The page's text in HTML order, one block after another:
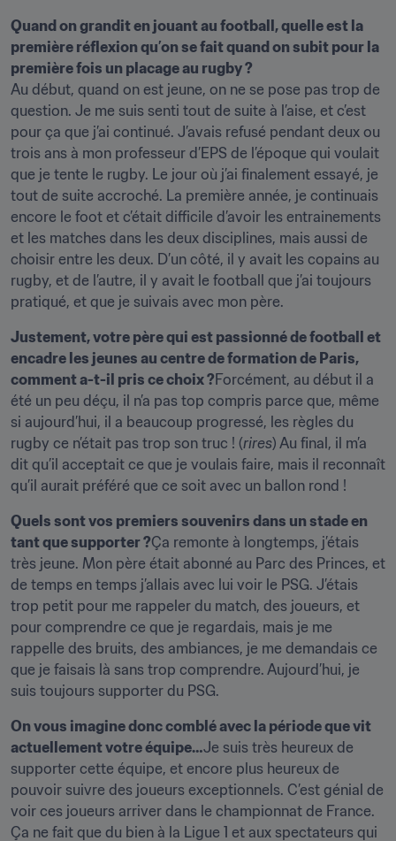
Quand on grandit en jouant au football, quelle est la
première réflexion qu’on se fait quand on subit pour la
première fois un placage au rugby ?
Au début, quand on est jeune, on ne se pose pas trop de
question. Je me suis senti tout de suite à l’aise, et c’est
pour ça que j’ai continué. J’avais refusé pendant deux ou
trois ans à mon professeur d’EPS de l’époque qui voulait
que je tente le rugby. Le jour où j’ai finalement essayé, je
tout de suite accroché. La première année, je continuais
encore le foot et c’était difficile d’avoir les entrainements
et les matches dans les deux disciplines, mais aussi de
choisir entre les deux. D’un côté, il y avait les copains au
rugby, et de l’autre, il y avait le football que j’ai toujours
pratiqué, et que je suivais avec mon père.
Justement, votre père qui est passionné de football et
encadre les jeunes au centre de formation de Paris,
comment a-t-il pris ce choix ? Forcément, au début il a
été un peu déçu, il n’a pas top compris parce que, même
si aujourd’hui, il a beaucoup progressé, les règles du
rugby ce n’était pas trop son truc ! (rires) Au final, il m’a
dit qu’il acceptait ce que je voulais faire, mais il reconnaît
qu’il aurait préféré que ce soit avec un ballon rond !
Quels sont vos premiers souvenirs dans un stade en
tant que supporter ?Ça remonte à longtemps, j’étais
très jeune. Mon père était abonné au Parc des Princes, et
de temps en temps j’allais avec lui voir le PSG. J’étais
trop petit pour me rappeler du match, des joueurs, et
pour comprendre ce que je regardais, mais je me
rappelle des bruits, des ambiances, je me demandais ce
que je faisais là sans trop comprendre. Aujourd’hui, je
suis toujours supporter du PSG.
On vous imagine donc comblé avec la période que vit
actuellement votre équipe…Je suis très heureux de
supporter cette équipe, et encore plus heureux de
pouvoir suivre des joueurs exceptionnels. C’est génial de
voir ces joueurs arriver dans le championnat de France.
Ça ne fait que du bien à la Ligue 1 et aux spectateurs qui